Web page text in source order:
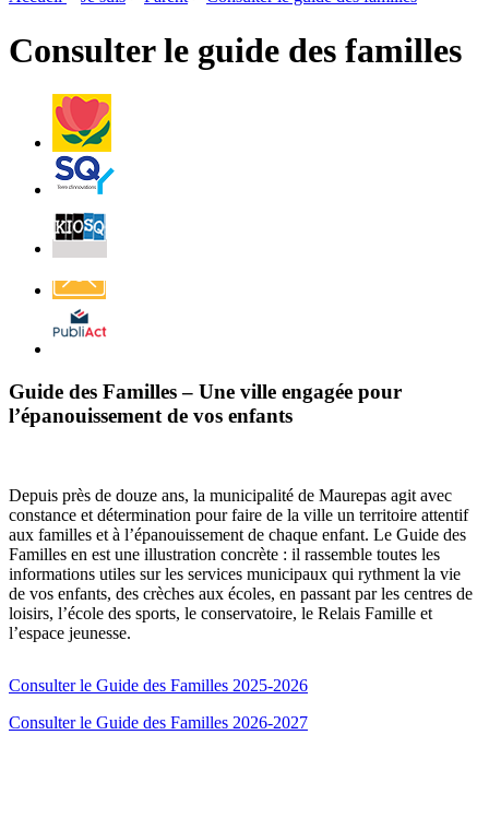
page flux
Consulter le guide des familles
Villes
et
Villages
Fleuris
Saint-
Quentin
Billetterie
Affichage
légal
Guide des Familles – Une ville engagée pour
l’épanouissement de vos enfants
Depuis près de douze ans, la municipalité de Maurepas agit avec
constance et détermination pour faire de la ville un territoire attentif
aux familles et à l’épanouissement de chaque enfant. Le Guide des
Familles en est une illustration concrète : il rassemble toutes les
informations utiles sur les services municipaux qui rythment la vie
de vos enfants, des crèches aux écoles, en passant par les centres de
loisirs, l’école des sports, le conservatoire, le Relais Famille et
l’espace jeunesse.
Consulter le Guide des Familles 2025-2026
Consulter le Guide des Familles 2026-2027